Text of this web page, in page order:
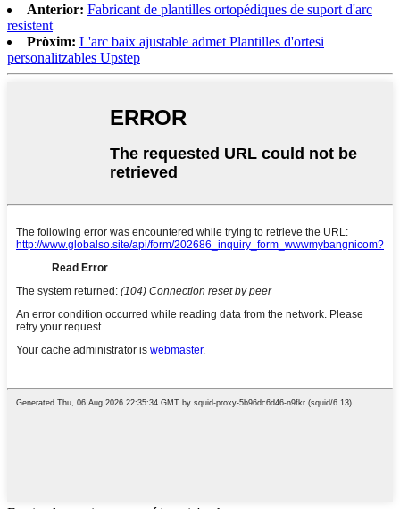
Anterior: Fabricant de plantilles ortopédiques de suport d'arc
resistent
Pròxim: L'arc baix ajustable admet Plantilles d'ortesi
personalitzables Upstep